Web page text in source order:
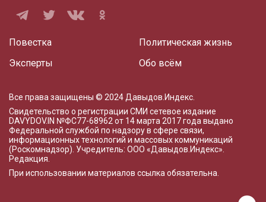
Повестка
Эксперты
Политическая жизнь
Обо всём
Все права защищены © 2024 Давыдов.Индекс.
Свидетельство о регистрации СМИ сетевое издание
DAVYDOV.IN №ФС77-68962 от 14 марта 2017 года выдано
Федеральной службой по надзору в сфере связи,
информационных технологий и массовых коммуникаций
(Роскомнадзор). Учредитель: ООО «Давыдов.Индекс».
Редакция
При использовании материалов ссылка обязательна.